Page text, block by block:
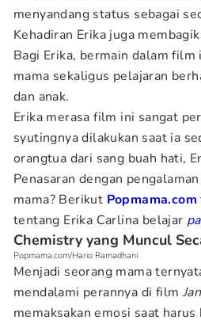
menyandang status sebagai
Kehadiran Erika juga
Bagi Erika, bermain dalam
mama sekaligus pelajaran
dan anak.
Erika merasa film ini sangat
syutingnya dilakukan saat ia
orangtua dari sang buah hati,
Penasaran dengan
mama? Berikut Popmama.com
tentang Erika Carlina belajar
Chemistry yang Muncul
Popmama.com/Hario Ramadhani
Menjadi seorang mama
mendalami perannya di film
memaksakan emosi saat